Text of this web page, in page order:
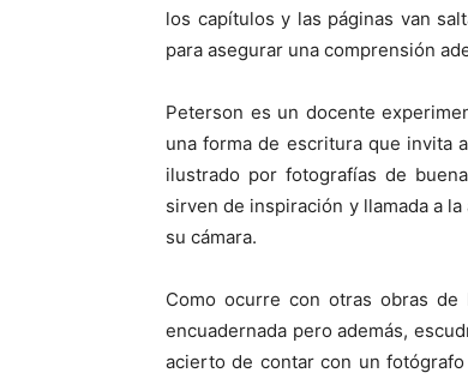
los capítulos y las páginas van
para asegurar una comprensión
Peterson es un docente
una forma de escritura que invita
ilustrado por fotografías de
sirven de inspiración y llamada a
su cámara.
Como ocurre con otras obras
encuadernada pero además,
acierto de contar con un